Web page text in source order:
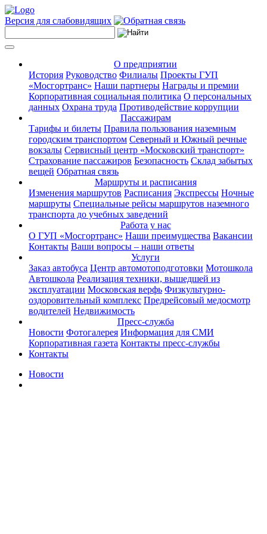
Версия для слабовидящих
О предприятии
История Руководство Филиалы Проекты ГУП
«Мосгортранс» Наши партнеры Награды и премии
Корпоративная социальная политика О персональных
данных Охрана труда Противодействие коррупции
Пассажирам
Тарифы и билеты Правила пользования наземным
городским транспортом Северный и Южный речные
вокзалы Сервисный центр «Московский транспорт»
Страхование пассажиров Безопасность Склад забытых
вещей Обратная связь
Маршруты и расписания
Изменения маршрутов Расписания Экспрессы Ночные
маршруты Специальные рейсы маршрутов наземного
транспорта до учебных заведений
Работа у нас
О ГУП «Мосгортранс» Наши преимущества Вакансии
Контакты Ваши вопросы – наши ответы
Услуги
Заказ автобуса Центр автомотоподготовки Мотошкола
Автошкола Реализация техники, вышедшей из
эксплуатации Московская верфь Физкультурно-
оздоровительный комплекс Предрейсовый медосмотр
водителей Недвижимость
Пресс-служба
Новости Фотогалерея Информация для СМИ
Корпоративная газета Контакты пресс-службы
Контакты
Новости